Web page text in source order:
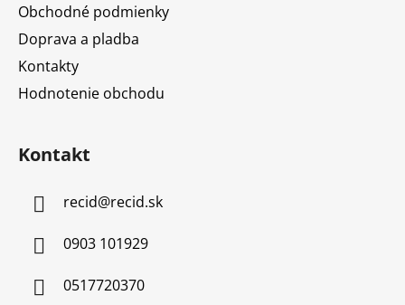
Obchodné podmienky
Doprava a pladba
Kontakty
Hodnotenie obchodu
Kontakt
recid@recid.sk
0903 101929
0517720370